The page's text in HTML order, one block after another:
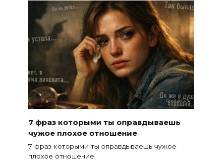
7 фраз которыми ты оправдываешь
чужое плохое отношение
7 фраз которыми ты оправдываешь чужое
плохое отношение